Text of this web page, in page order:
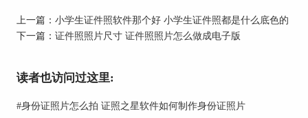
上一篇： 小学生证件照软件那个好 小学生证件照都是什么底色的
下一篇： 证件照照片尺寸 证件照照片怎么做成电子版
读者也访问过这里:
#身份证照片怎么拍 证照之星软件如何制作身份证照片